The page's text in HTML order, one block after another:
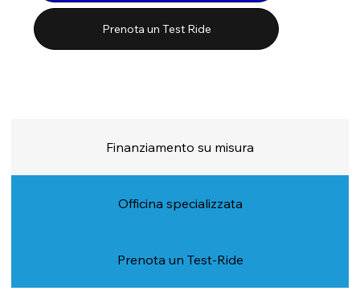
Prenota un Test Ride
Finanziamento su misura
Officina specializzata
Prenota un Test-Ride